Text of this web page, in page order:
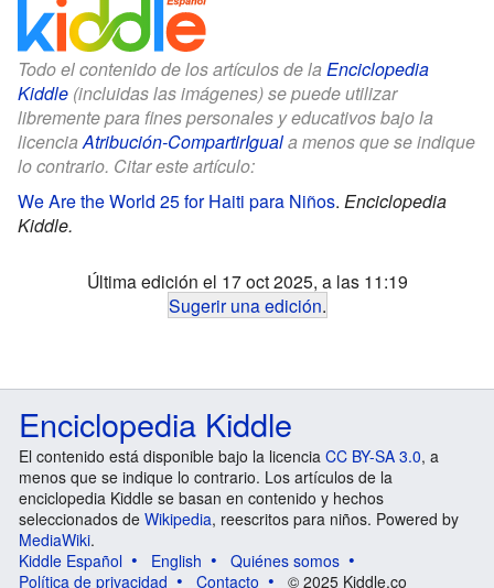
Todo el contenido de los artículos de la Enciclopedia
Kiddle (incluidas las imágenes) se puede utilizar
libremente para fines personales y educativos bajo la
licenciaAtribución-CompartirIguala menos que se indique
lo contrario. Citar este artículo:
We Are the World 25 for Haiti para Niños. Enciclopedia
Kiddle.
Última edición el 17 oct 2025, a las 11:19
Sugerir una edición.
Enciclopedia Kiddle
El contenido está disponible bajo la licencia CC BY-SA 3.0, a
menos que se indique lo contrario. Los artículos de la
enciclopedia Kiddle se basan en contenido y hechos
seleccionados de Wikipedia, reescritos para niños. Powered by
MediaWiki.
Kiddle Español
English
Quiénes somos
Política de privacidad
Contacto © 2025 Kiddle.co